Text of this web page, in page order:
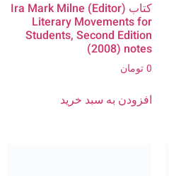
کتاب Ira Mark Milne (Editor)
Literary Movements for
Students, Second Edition
(2008) notes
0 تومان
افزودن به سبد خرید